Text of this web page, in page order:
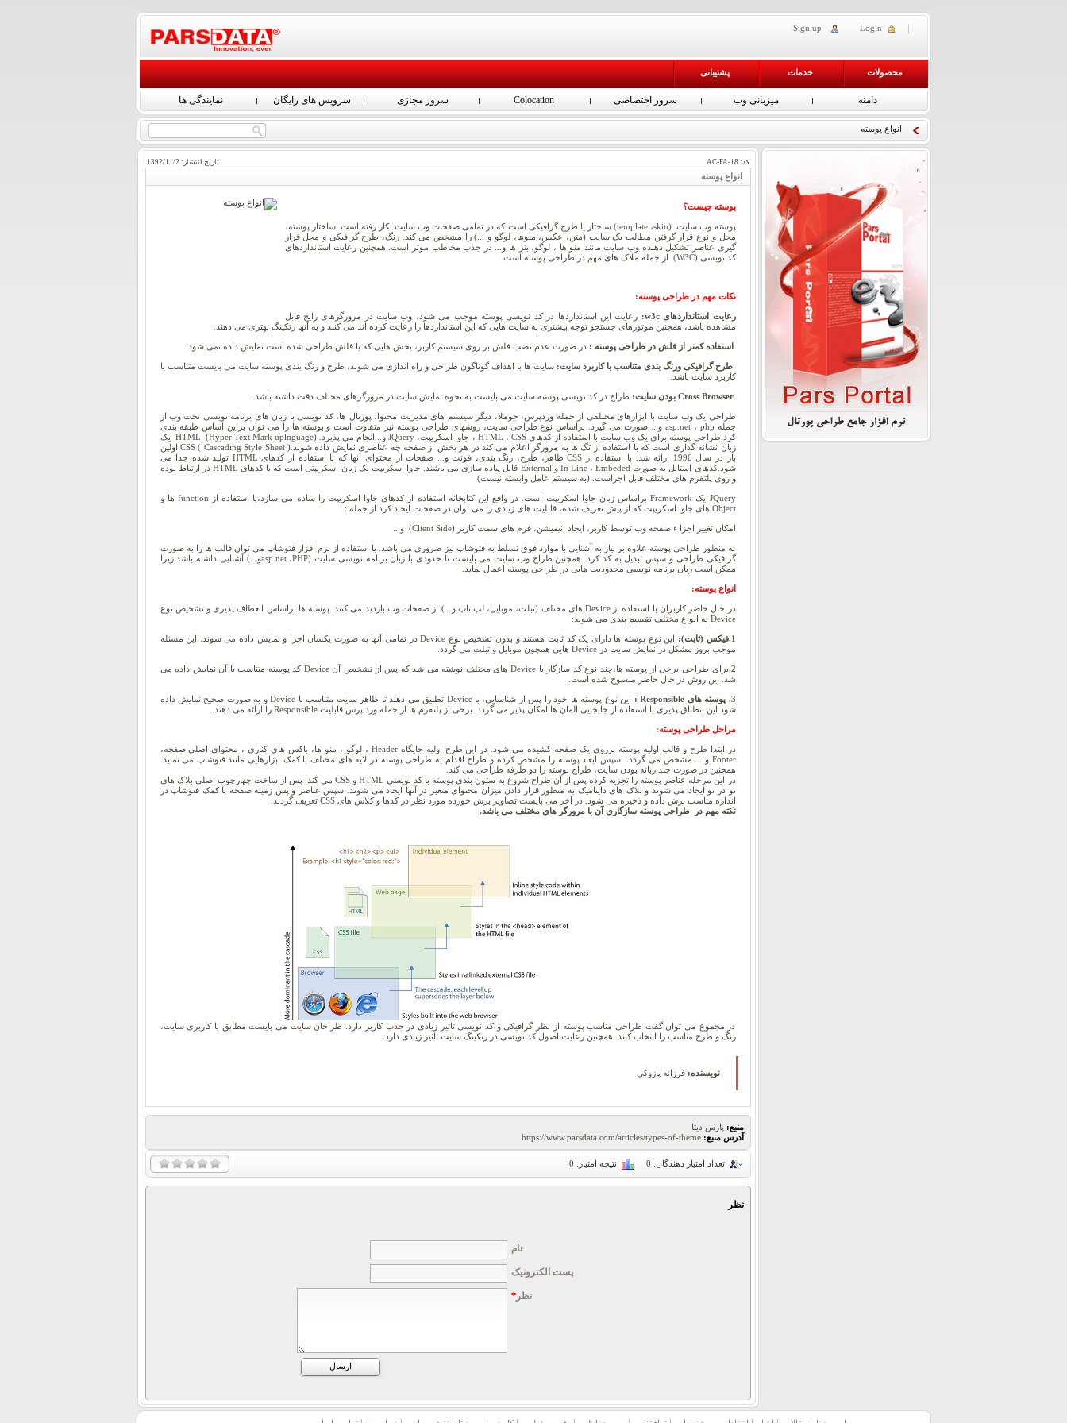
Login
Sign up
محصولات خدمات پشتیبانی
دامنه میزبانی وب سرور اختصاصی Colocation سرور مجازی سرویس های رایگان نمایندگی ها
انواع پوسته
کد: AC-FA-18 تاریخ انتشار: 1392/11/2
انواع پوسته
پوسته چیست؟
پوسته وب سایت (template ،skin) ساختار یا طرح گرافیکی است که در تمامی صفحات وب سایت بکار رفته است. ساختار پوسته،
محل و نوع قرار گرفتن مطالب یک سایت (متن، عکس، منوها، لوگو و ...) را مشخص می کند. رنگ، طرح گرافیکی و محل قرار
گیری عناصر تشکیل دهنده وب سایت مانند منو ها ، لوگو، بنر ها و... در جذب مخاطب موثر است. همچنین رعایت استانداردهای
کد نویسی (W3C) از جمله ملاک های مهم در طراحی پوسته است.
نکات مهم در طراحی پوسته:
رعایت استانداردهای w3c:
رعایت این استانداردها در کد نویسی پوسته موجب می شود، وب سایت در مرورگرهای رایج قابل
مشاهده باشد، همچنین موتورهای جستجو توجه بیشتری به سایت هایی که این استانداردها را رعایت کرده اند می کنند و به آنها رنکینگ بهتری می دهند.
استفاده کمتر از فلش در طراحی پوسته : در صورت عدم نصب فلش بر روی سیستم کاربر، بخش هایی که با فلش طراحی شده است نمایش داده نمی شود.
طرح گرافیکی ورنگ بندی متناسب با کاربرد سایت: سایت ها با اهداف گوناگون طراحی و راه اندازی می شوند، طرح و رنگ بندی پوسته سایت می بایست متناسب با
کاربرد سایت باشد.
Cross Browser بودن سایت: طراح در کد نویسی پوسته سایت می بایست به نحوه نمایش سایت در مرورگرهای مختلف دقت داشته باشد.
طراحی یک وب سایت با ابزارهای مختلفی از جمله وردپرس، جوملا، دیگر سیستم های مدیریت محتوا، پورتال ها، کد نویسی با زبان های برنامه نویسی تحت وب از
جمله asp.net ، php و... صورت می گیرد. براساس نوع طراحی سایت، روشهای طراحی پوسته نیز متفاوت است و پوسته ها را می توان براین اساس طبقه بندی
کرد.طراحی پوسته برای یک وب سایت با استفاده از کدهای HTML ، CSS ، جاوا اسکریپت، JQuery و...انجام می پذیرد. (HTML (Hyper Text Mark uplnguage یک
زبان نشانه گذاری است که با استفاده از تگ ها به مرورگر اعلام می کند در هر بخش از صفحه چه عناصری نمایش داده شوند.( CSS ( Cascading Style Sheet اولین
بار در سال 1996 ارائه شد. با استفاده از CSS ظاهر، طرح، رنگ بندی، فونت و... صفحات از محتوای آنها که با استفاده از کدهای HTML تولید شده جدا می
شود.کدهای استایل به صورت In Line ، Embeded و External قابل پیاده سازی می باشند. جاوا اسکریپت یک زبان اسکریپتی است که با کدهای HTML در ارتباط بوده
و روی پلتفرم های مختلف قابل اجراست. (به سیستم عامل وابسته نیست)
JQuery یک Framework براساس زبان جاوا اسکریپت است. در واقع این کتابخانه استفاده از کدهای جاوا اسکریپت را ساده می سازد،با استفاده از function ها و
Object های جاوا اسکریپت که از پیش تعریف شده، قابلیت های زیادی را می توان در صفحات ایجاد کرد از جمله :
امکان تغییر اجزا ء صفحه وب توسط کاربر، ایجاد انیمیشن، فرم های سمت کاربر (Client Side) و...
به منظور طراحی پوسته علاوه بر نیاز به آشنایی با موارد فوق تسلط به فتوشاپ نیز ضروری می باشد. با استفاده از نرم افزار فتوشاپ می توان قالب ها را به صورت
گرافیکی طراحی و سپس تبدیل به کد کرد. همچنین طراح وب سایت می بایست تا حدودی با زبان برنامه نویسی سایت (asp.net ،PHPو...) آشنایی داشته باشد زیرا
ممکن است زبان برنامه نویسی محدودیت هایی در طراحی پوسته اعمال نماید.
انواع پوسته:
در حال حاضر کاربران با استفاده از Device های مختلف (تبلت، موبایل، لپ تاپ و...) از صفحات وب بازدید می کنند. پوسته ها براساس انعطاف پذیری و تشخیص نوع
Device به انواع مختلف تقسیم بندی می شوند:
1.فیکس (ثابت):
این نوع پوسته ها دارای یک کد ثابت هستند و بدون تشخیص نوع Device در تمامی آنها به صورت یکسان اجرا و نمایش داده می شوند. این مسئله
موجب بروز مشکل در نمایش سایت در Device هایی همچون موبایل و تبلت می گردد.
2.
برای طراحی برخی از پوسته ها،چند نوع کد سازگار با Device های مختلف نوشته می شد که پس از تشخیص آن Device کد پوسته متناسب با آن نمایش داده می
شد. این روش در حال حاضر منسوخ شده است.
3. پوسته های Responsible :
این نوع پوسته ها خود را پس از شناسایی، با Device تطبیق می دهند تا ظاهر سایت متناسب با Device و به صورت صحیح نمایش داده
شود این انطباق پذیری با استفاده از جابجایی المان ها امکان پذیر می گردد. برخی از پلتفرم ها از جمله ورد پرس قابلیت Responsible را ارائه می دهند.
مراحل طراحی پوسته:
در ابتدا طرح و قالب اولیه پوسته برروی یک صفحه کشیده می شود. در این طرح اولیه جایگاه Header ، لوگو ، منو ها، باکس های کناری ، محتوای اصلی صفحه،
Footer و ... مشخص می گردد. سپس ابعاد پوسته را مشخص کرده و طراح اقدام به طراحی پوسته در لایه های مختلف با کمک ابزارهایی مانند فتوشاپ می نماید.
همچنین در صورت چند زبانه بودن سایت، طراح پوسته را دو طرفه طراحی می کند.
در این مرحله عناصر پوسته را تجزیه کرده پس از آن طراح شروع به ستون بندی پوسته با کد نویسی HTML و CSS می کند. پس از ساخت چهارچوب اصلی بلاک های
تو در تو ایجاد می شوند و بلاک های داینامیک به منظور قرار دادن میزان محتوای متغیر در آنها ایجاد می شوند. سپس عناصر و پس زمینه صفحه با کمک فتوشاپ در
اندازه مناسب برش داده و ذخیره می شود. در آخر می بایست تصاویر برش خورده مورد نظر در کدها و کلاس های CSS تعریف گردند.
نکته مهم در طراحی پوسته سازگاری آن با مرورگر های مختلف می باشد.
در مجموع می توان گفت طراحی مناسب پوسته از نظر گرافیکی و کد نویسی تاثیر زیادی در جذب کاربر دارد. طراحان سایت می بایست مطابق با کاربری سایت،
رنگ و طرح مناسب را انتخاب کنند. همچنین رعایت اصول کد نویسی در رنکینگ سایت تاثیر زیادی دارد.
نویسنده: فرزانه پازوکی
منبع: پارس دیتا
آدرس منبع: https://www.parsdata.com/articles/types-of-theme
تعداد امتیاز دهندگان: 0 نتیجه امتیاز: 0
نظر
نام
پست الکترونیک
نظر *